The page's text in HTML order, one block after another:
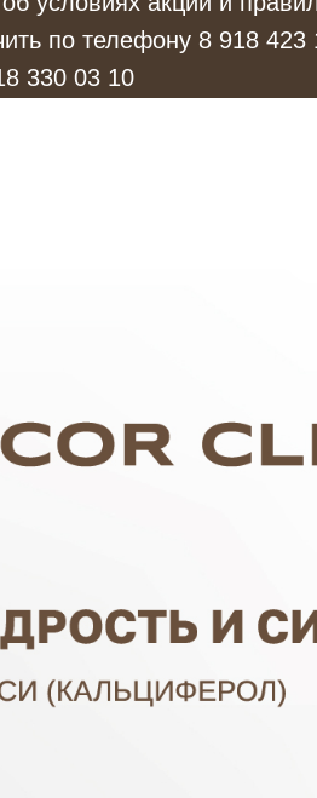
по телефону 8 918 423
330 03 10